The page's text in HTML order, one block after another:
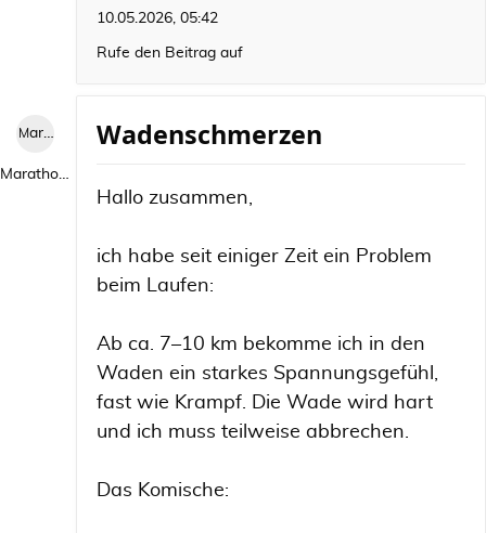
10.05.2026, 05:42
Rufe den Beitrag auf
Marathon 2026
Marathon 2026
Wadenschmerzen
Hallo zusammen,
ich habe seit einiger Zeit ein Problem
beim Laufen:
Ab ca. 7–10 km bekomme ich in den
Waden ein starkes Spannungsgefühl,
fast wie Krampf. Die Wade wird hart
und ich muss teilweise abbrechen.
Das Komische: